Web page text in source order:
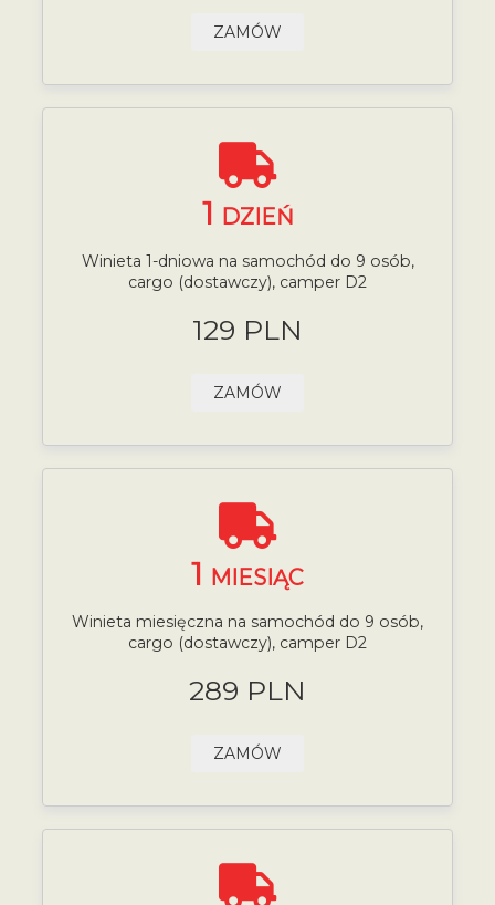
ZAMÓW
1 DZIEŃ
Winieta 1-dniowa na samochód do 9 osób,
cargo (dostawczy), camper D2
129 PLN
ZAMÓW
1 MIESIĄC
Winieta miesięczna na samochód do 9 osób,
cargo (dostawczy), camper D2
289 PLN
ZAMÓW